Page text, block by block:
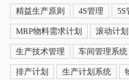
精益生产原则 4S管理 5S
MRP物料需求计划 滚动计划
生产技术管理 车间管理系统
排产计划 生产计划系统